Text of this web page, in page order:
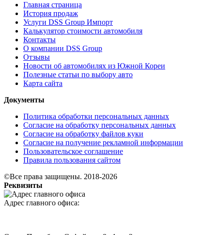
Главная страница
История продаж
Услуги DSS Group Импорт
Калькулятор стоимости автомобиля
Контакты
О компании DSS Group
Отзывы
Новости об автомобилях из Южной Кореи
Полезные статьи по выбору авто
Карта сайта
Документы
Политика обработки персональных данных
Согласие на обработку персональных данных
Согласие на обработку файлов куки
Согласие на получение рекламной информации
Пользовательское соглашение
Правила пользования сайтом
©Все права защищены. 2018-2026
Реквизиты
Адрес главного офиса: